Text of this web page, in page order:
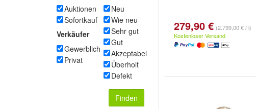
Auktionen
Sofortkauf
Verkäufer
Gewerblich
Privat
Neu
Wie neu
Sehr gut
Gut
Akzeptabel
Überholt
Defekt
Finden
279,90 € (2.799,00 € / l)
Kostenloser Versand